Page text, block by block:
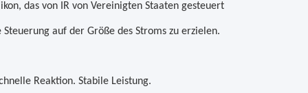
das von IR von Vereinigten Staaten gesteuert
auf der Größe des Stroms zu erzielen.
Reaktion. Stabile Leistung.